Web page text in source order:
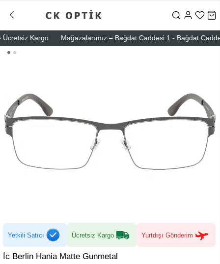
Kargo Mağazalarımız – Bağdat Caddesi 1 - Bağdat
Yetkili Satıcı Ücretsiz Kargo Yurtdışı Gönderim
İc Berlin Hania Matte Gunmetal